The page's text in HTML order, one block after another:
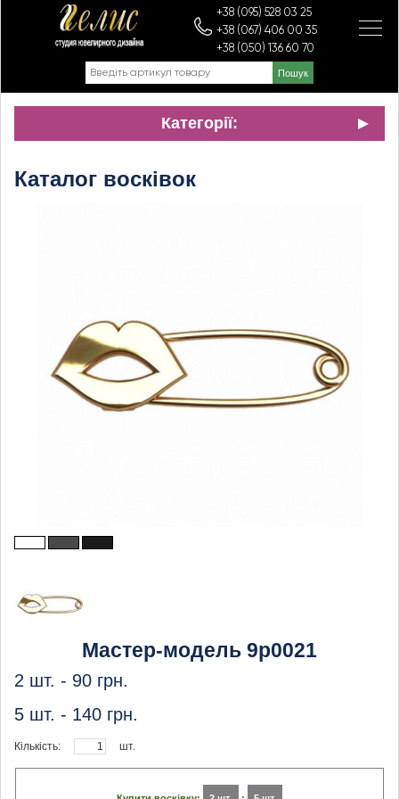
+38 (095) 528 03 25
+38 (067) 406 00 35
+38 (050) 136 60 70
Категорії:
Каталог восківок
Мастер-модель 9p0021
2 шт. - 90 грн.
5 шт. - 140 грн.
Кількість: шт.